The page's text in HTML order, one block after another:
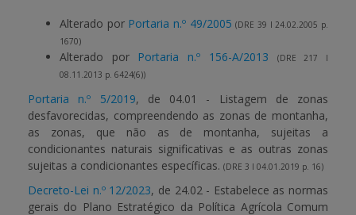
Alterado por Portaria n.º 49/2005 (DRE 39 I 24.02.2005 p.
1670)
Alterado por Portaria n.º 156-A/2013
(DRE 217 I
08.11.2013 p. 6424(6))
Portaria n.º 5/2019, de 04.01 - Listagem de zonas
desfavorecidas, compreendendo as zonas de montanha,
as zonas, que não as de montanha, sujeitas a
condicionantes naturais significativas e as outras zonas
sujeitas a condicionantes específicas. (DRE 3 I 04.01.2019 p. 16)
Decreto-Lei n.º 12/2023, de 24.02 - Estabelece as normas
gerais do Plano Estratégico da Política Agrícola Comum